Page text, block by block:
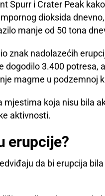
Spurr i Crater Peak
dioksida
manje od 50 tona
znak nadolazećih
3.400 potresa,
magme u podzemnoj
koja nisu bila
aktivnosti.
erupcije?
da bi erupcija